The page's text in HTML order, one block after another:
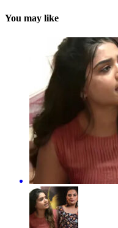
You may like